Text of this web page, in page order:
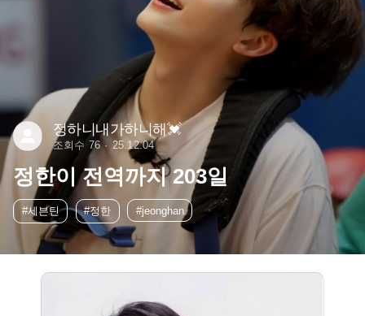
정하니내가하니해💓
조회수 76 25.12.04
정한이 전역까지 203일
#세븐틴 #정한 #jeonghan